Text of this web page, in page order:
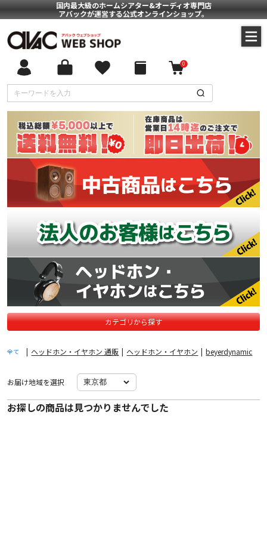
国内最大級のホームシアター&オーディオ専門店
アバックが運営する公式オンラインショップ。
0
カテゴリから探す
全て | ヘッドホン・イヤホン 通販 | ヘッドホン・イヤホン | beyerdynamic
お届け地域を選択
お探しの商品は見つかりませんでした